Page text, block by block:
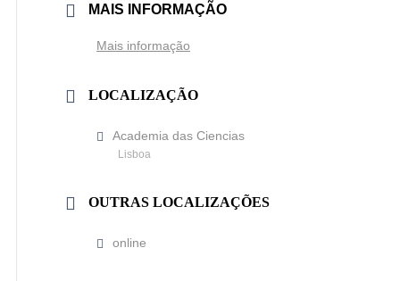
MAIS INFORMAÇÃO
Mais informação
LOCALIZAÇÃO
Academia das Ciencias
Lisboa
OUTRAS LOCALIZAÇÕES
online